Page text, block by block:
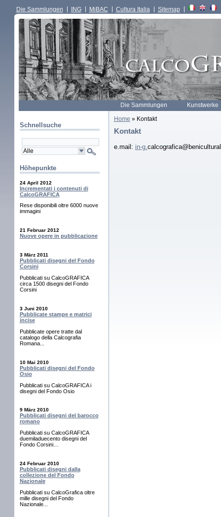
Die Sammlungen ING MiBAC Cultura Italia Sitemap
Die Sammlungen Kunstwerke
Schnellsuche
Höhepunkte
24 April 2012
Incrementati i contenuti di
CalcoGRAFICA
Rese disponibili oltre 6000 nuove
immagini
21 Februar 2012
Nuove opere in pubblicazione
3 März 2011
Pubblicati disegni del Fondo
Corsini
Pubblicati su CalcoGRAFICA
circa 1500 disegni del Fondo
Corsini
3 Juni 2010
Pubblicate stampe e matrici
incise
Pubblicate opere tratte dal
catalogo della Calcografia
Romana...
10 Mai 2010
Pubblicati disegni del Fondo
Osio
Pubblicati su CalcoGRAFICA i
disegni del Fondo Osio
9 März 2010
Pubblicati disegni del barocco
romano
Pubblicati su CalcoGRAFICA
duemiladuecento disegni del
Fondo Corsini…
24 Februar 2010
Pubblicati disegni dalla
collezione del Fondo
Nazionale
Pubblicati su CalcoGrafica oltre
mille disegni del Fondo
Nazionale...
Home » Kontakt
Kontakt
e.mail: in-g.